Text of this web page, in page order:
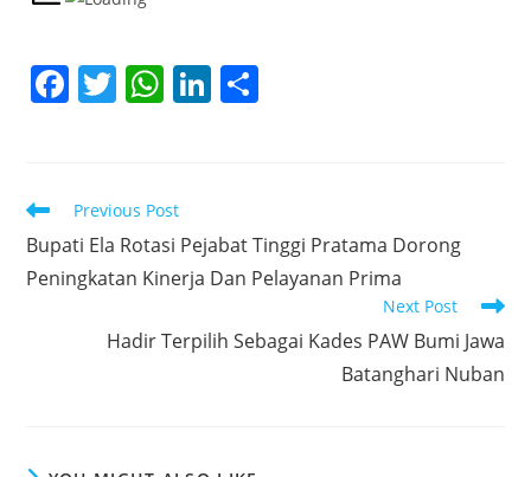
F
e
b
o
T
er
W
s
A
p
Li
dI
n
Read
articles
Previous Post
Bupati Ela Rotasi Pejabat Tinggi Pratama Dorong
Peningkatan Kinerja Dan Pelayanan Prima
Next Post
Hadir Terpilih Sebagai Kades PAW Bumi Jawa
Batanghari Nuban